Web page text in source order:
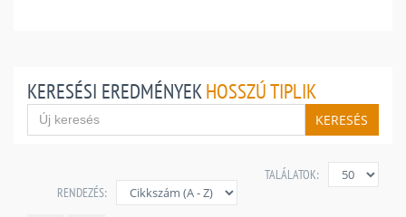
KERESÉSI EREDMÉNYEK HOSSZÚ TIPLIK
KERESÉS
TALÁLATOK:
RENDEZÉS: